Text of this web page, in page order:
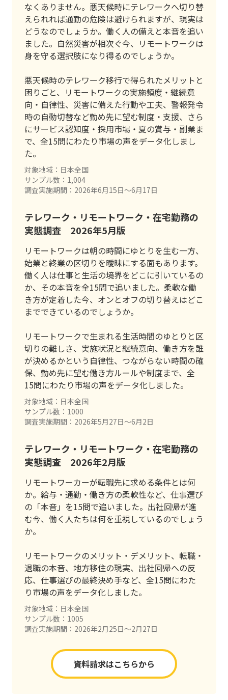
なくありません。悪天候時にテレワークへ切り替
えられれば通勤の危険は避けられますが、現実は
どうなのでしょうか。働く人の備えと本音を追い
ました。自然災害が相次ぐ今、リモートワークは
身を守る選択肢になり得るのでしょうか。
悪天候時のテレワーク移行で得られたメリットと
困りごと、リモートワークの実施頻度・継続意
向・自律性、災害に備えた行動や工夫、警報発令
時の自動切替など勤め先に望む制度・支援、さら
にサービス認知度・採用市場・夏の賞与・副業ま
で、全15問にわたり市場の声をデータ化しまし
た。
対象地域：日本全国
サンプル数：1,004
調査実施期間：2026年6月15日〜6月17日
テレワーク・リモートワーク・在宅勤務の
実態調査 2026年5月版
リモートワークは朝の時間にゆとりを生む一方、
始業と終業の区切りを曖昧にする面もあります。
働く人は仕事と生活の境界をどこに引いているの
か、その本音を全15問で追いました。柔軟な働
き方が定着した今、オンとオフの切り替えはどこ
までできているのでしょうか。
リモートワークで生まれる生活時間のゆとりと区
切りの難しさ、実施状況と継続意向、働き方を誰
が決めるかという自律性、つながらない時間の確
保、勤め先に望む働き方ルールや制度まで、全
15問にわたり市場の声をデータ化しました。
対象地域：日本全国
サンプル数：1000
調査実施期間：2026年5月27日〜6月2日
テレワーク・リモートワーク・在宅勤務の
実態調査 2026年2月版
リモートワーカーが転職先に求める条件とは何
か。給与・通勤・働き方の柔軟性など、仕事選び
の「本音」を15問で追いました。出社回帰が進
む今、働く人たちは何を重視しているのでしょう
か。
リモートワークのメリット・デメリット、転職・
退職の本音、地方移住の現実、出社回帰への反
応、仕事選びの最終決め手など、全15問にわた
り市場の声をデータ化しました。
対象地域：日本全国
サンプル数：1005
調査実施期間：2026年2月25日〜2月27日
資料請求はこちらから